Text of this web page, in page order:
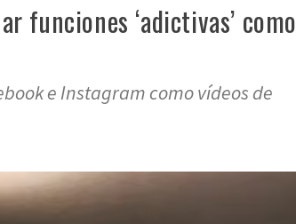
funciones ‘adictivas’ como
e Instagram como vídeos de